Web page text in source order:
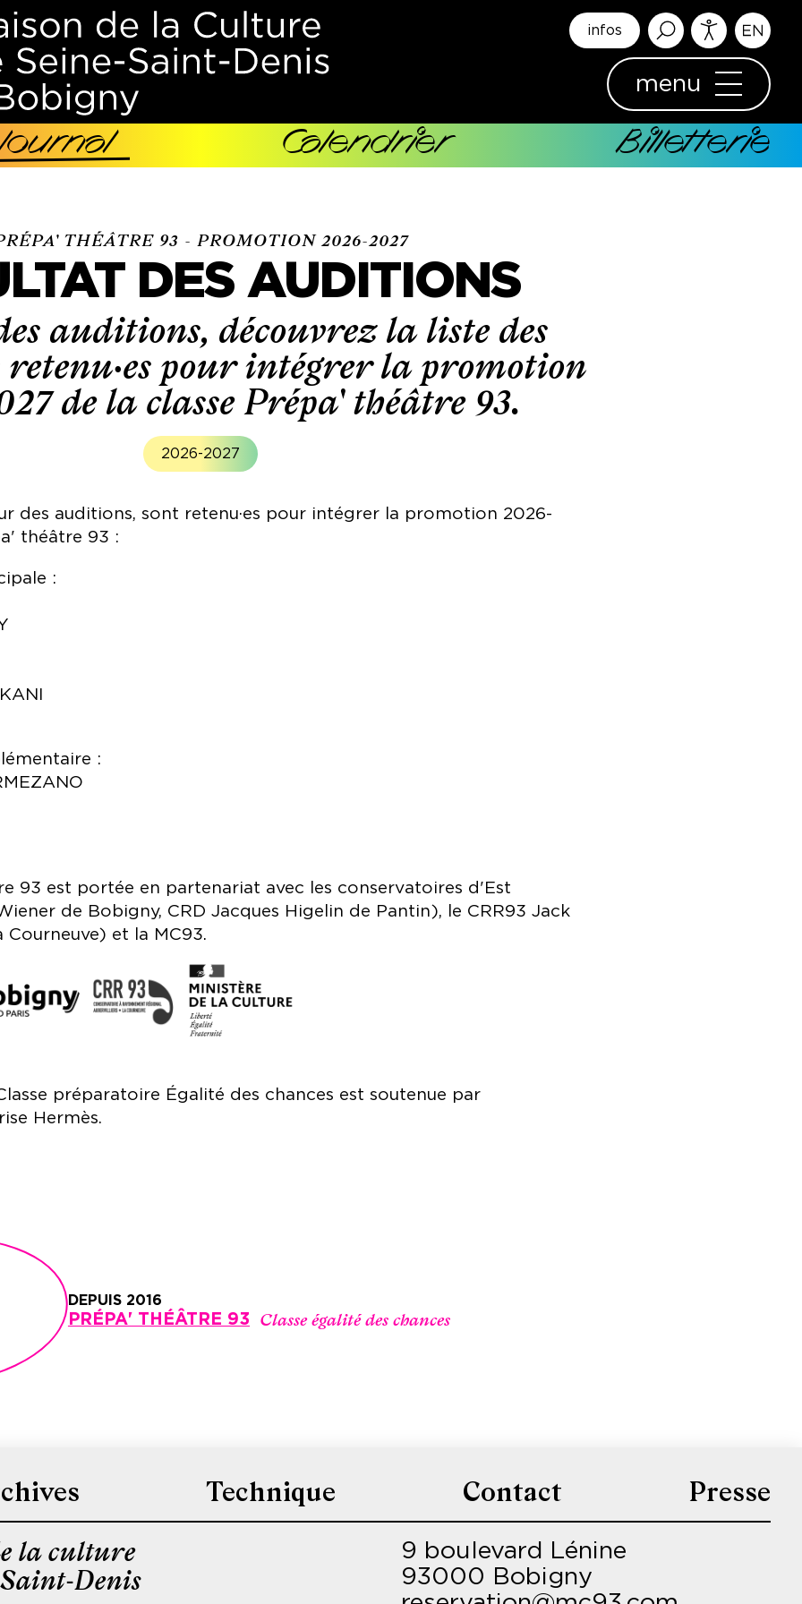
infos
menu
Calendrier Billetterie
THÉÂTRE 93 - PROMOTION 2026-2027
DES AUDITIONS
auditions, découvrez la liste des
retenu·es pour intégrer la promotion
de la classe Prépa' théâtre 93.
2026-2027
des auditions, sont retenu·es pour intégrer la promotion 2026-
théâtre 93 :
:
:
93 est portée en partenariat avec les conservatoires d'Est
de Bobigny, CRD Jacques Higelin de Pantin), le CRR93 Jack
et la MC93.
préparatoire Égalité des chances est soutenue par
Hermès.
DEPUIS 2016
PRÉPA' THÉÂTRE 93 Classe égalité des chances
Technique Contact
Presse
la culture
Denis
9 boulevard Lénine
93000 Bobigny